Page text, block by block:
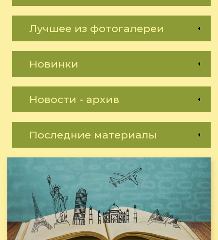
Лучшее из фотогалереи
Новинки
Новости - архив
Последние материалы